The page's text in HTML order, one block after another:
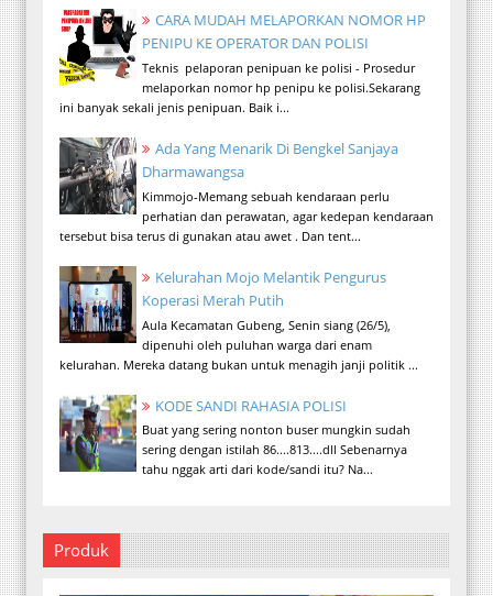
CARA MUDAH MELAPORKAN NOMOR HP
PENIPU KE OPERATOR DAN POLISI
Teknis pelaporan penipuan ke polisi - Prosedur
melaporkan nomor hp penipu ke polisi.Sekarang
ini banyak sekali jenis penipuan. Baik i...
Ada Yang Menarik Di Bengkel Sanjaya
Dharmawangsa
Kimmojo-Memang sebuah kendaraan perlu
perhatian dan perawatan, agar kedepan kendaraan
tersebut bisa terus di gunakan atau awet . Dan tent...
Kelurahan Mojo Melantik Pengurus
Koperasi Merah Putih
Aula Kecamatan Gubeng, Senin siang (26/5),
dipenuhi oleh puluhan warga dari enam
kelurahan. Mereka datang bukan untuk menagih janji politik ...
KODE SANDI RAHASIA POLISI
Buat yang sering nonton buser mungkin sudah
sering dengan istilah 86....813....dll Sebenarnya
tahu nggak arti dari kode/sandi itu? Na...
Produk